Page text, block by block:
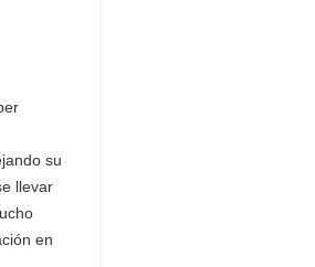
su
llevar
en